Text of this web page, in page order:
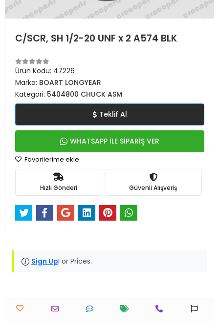
C/SCR, SH 1/2-20 UNF x 2 A574 BLK
Ürün Kodu: 47226
Marka: BOART LONGYEAR
Kategori: 5404800 CHUCK ASM
Teklif Al
WHATSAPP İLE SİPARİŞ VER
Favorilerime ekle
Hızlı Gönderi Güvenli Alışveriş
Sign UpFor Prices.